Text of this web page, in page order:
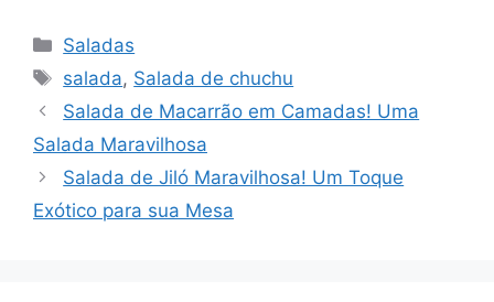
Categorias
Saladas
Tags
salada, Salada de chuchu
Salada de Macarrão em Camadas! Uma
Salada Maravilhosa
Salada de Jiló Maravilhosa! Um Toque
Exótico para sua Mesa